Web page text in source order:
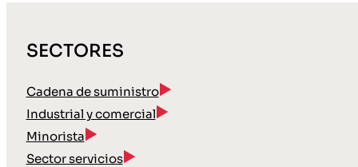
SECTORES
Cadena de suministro
Industrial y comercial
Minorista
Sector servicios